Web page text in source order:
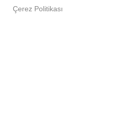
Çerez Politikası